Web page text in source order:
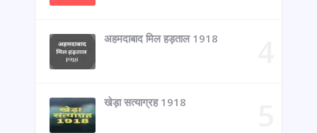
अहमदाबाद मिल हड़ताल 1918
खेड़ा सत्याग्रह 1918